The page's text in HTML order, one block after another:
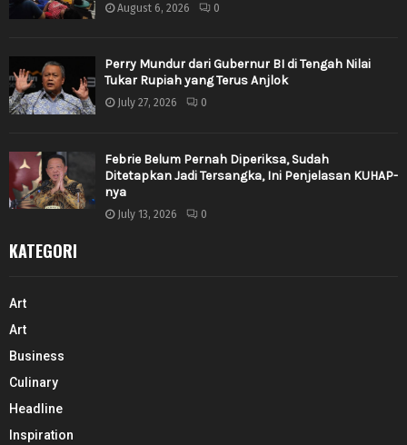
August 6, 2026 0
Perry Mundur dari Gubernur BI di Tengah Nilai
Tukar Rupiah yang Terus Anjlok
July 27, 2026 0
Febrie Belum Pernah Diperiksa, Sudah
Ditetapkan Jadi Tersangka, Ini Penjelasan KUHAP-
nya
July 13, 2026 0
KATEGORI
Art
Art
Business
Culinary
Headline
Inspiration